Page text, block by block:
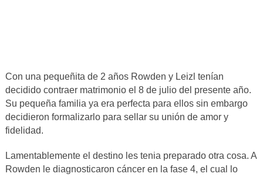
Con una pequeñita de 2 años Rowden y Leizl tenían
decidido contraer matrimonio el 8 de julio del presente año.
Su pequeña familia ya era perfecta para ellos sin embargo
decidieron formalizarlo para sellar su unión de amor y
fidelidad.
Lamentablemente el destino les tenia preparado otra cosa. A
Rowden le diagnosticaron cáncer en la fase 4, el cual lo